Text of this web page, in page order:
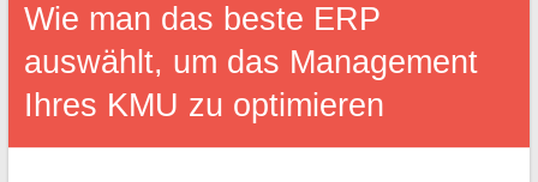
Wie man das beste ERP
auswählt, um das Management
Ihres KMU zu optimieren